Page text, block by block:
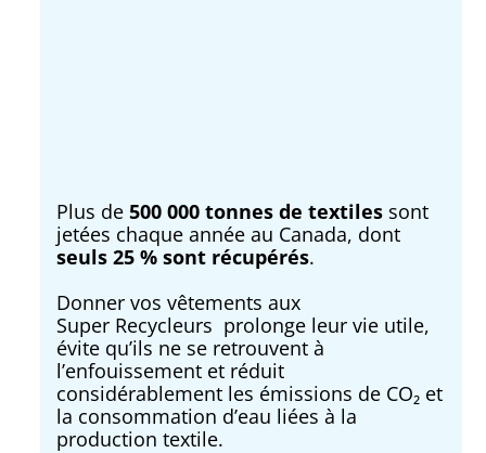
Plus de500 000 tonnes de textiles sont
jetées chaque année au Canada, dont
seuls 25 % sont récupérés.
Donner vos vêtements aux
Super Recycleurs prolonge leur vie utile,
évite qu’ils ne se retrouvent à
l’enfouissement et réduit
considérablement les émissions de CO₂ et
la consommation d’eau liées à la
production textile.